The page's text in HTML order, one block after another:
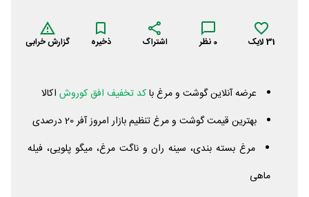
31 لایک 0 نظر اشتراک ذخیره گزارش خرابی
عرضه آنلاین گوشت و مرغ باکد تخفیف افق کوروش اکالا
بهترین قیمت گوشت و مرغ تنظیم بازار امروز آفر 20 درصدی
مرغ بسته بندی، سینه ران و ناگت مرغ، میگو پلویی، فیله
ماهی